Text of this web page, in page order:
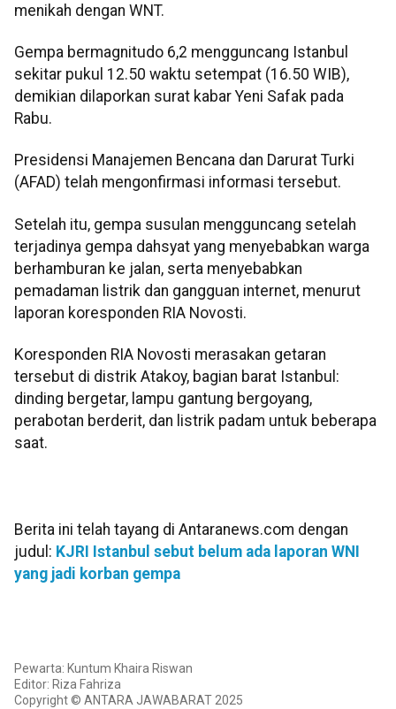
menikah dengan WNT.
Gempa bermagnitudo 6,2 mengguncang Istanbul
sekitar pukul 12.50 waktu setempat (16.50 WIB),
demikian dilaporkan surat kabar Yeni Safak pada
Rabu.
Presidensi Manajemen Bencana dan Darurat Turki
(AFAD) telah mengonfirmasi informasi tersebut.
Setelah itu, gempa susulan mengguncang setelah
terjadinya gempa dahsyat yang menyebabkan warga
berhamburan ke jalan, serta menyebabkan
pemadaman listrik dan gangguan internet, menurut
laporan koresponden RIA Novosti.
Koresponden RIA Novosti merasakan getaran
tersebut di distrik Atakoy, bagian barat Istanbul:
dinding bergetar, lampu gantung bergoyang,
perabotan berderit, dan listrik padam untuk beberapa
saat.
Berita ini telah tayang di Antaranews.com dengan
judul: KJRI Istanbul sebut belum ada laporan WNI
yang jadi korban gempa
Pewarta: Kuntum Khaira Riswan
Editor: Riza Fahriza
Copyright © ANTARA JAWABARAT 2025